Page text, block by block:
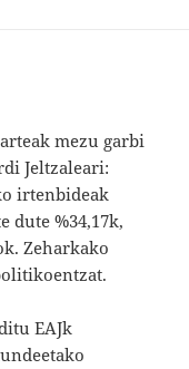
mezu garbi
Jeltzaleari:
irtenbideak
dute %34,17k,
Zeharkako
EAJk